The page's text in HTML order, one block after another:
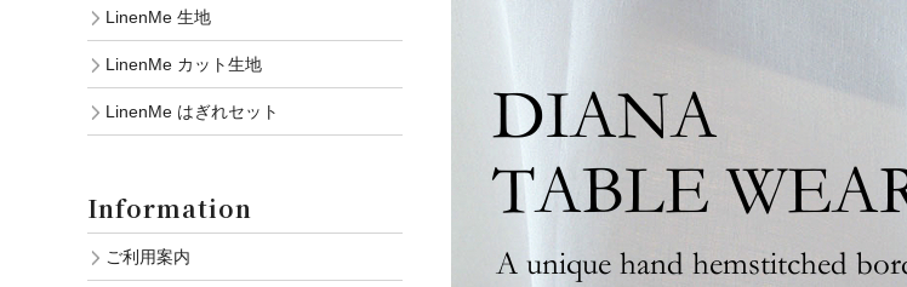
LinenMe 生地
LinenMe カット生地
LinenMe はぎれセット
Information
ご利用案内